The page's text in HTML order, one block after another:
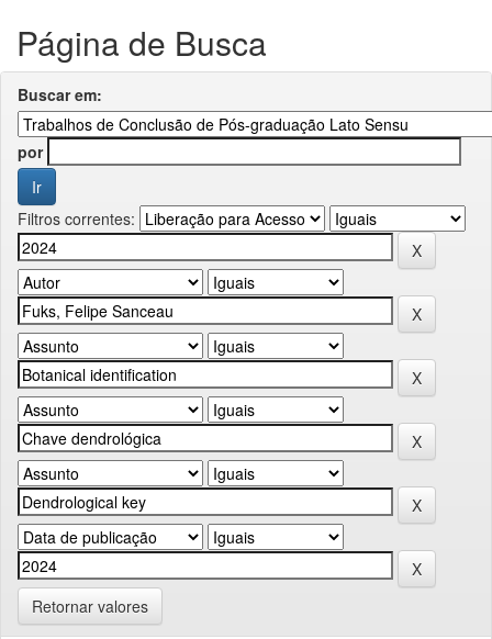
Página de Busca
Buscar em:
por
Filtros correntes:
Retornar valores